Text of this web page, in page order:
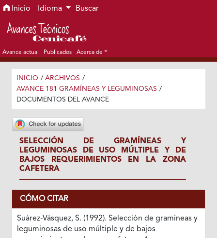
Ir al menú de navegación principal
Ir al contenido principal
Ir al pie de página del sitio
Inicio Idioma Buscar
Avance actual Publicados Acerca de
INICIO / ARCHIVOS /
AVANCE 181 GRAMÍNEAS Y LEGUMINOSAS /
DOCUMENTOS DEL AVANCE
SELECCIÓN DE GRAMÍNEAS Y
LEGUMINOSAS DE USO MÚLTIPLE Y DE
BAJOS REQUERIMIENTOS EN LA ZONA
CAFETERA
CÓMO CITAR
Suárez-Vásquez, S. (1992). Selección de gramíneas y
leguminosas de uso múltiple y de bajos